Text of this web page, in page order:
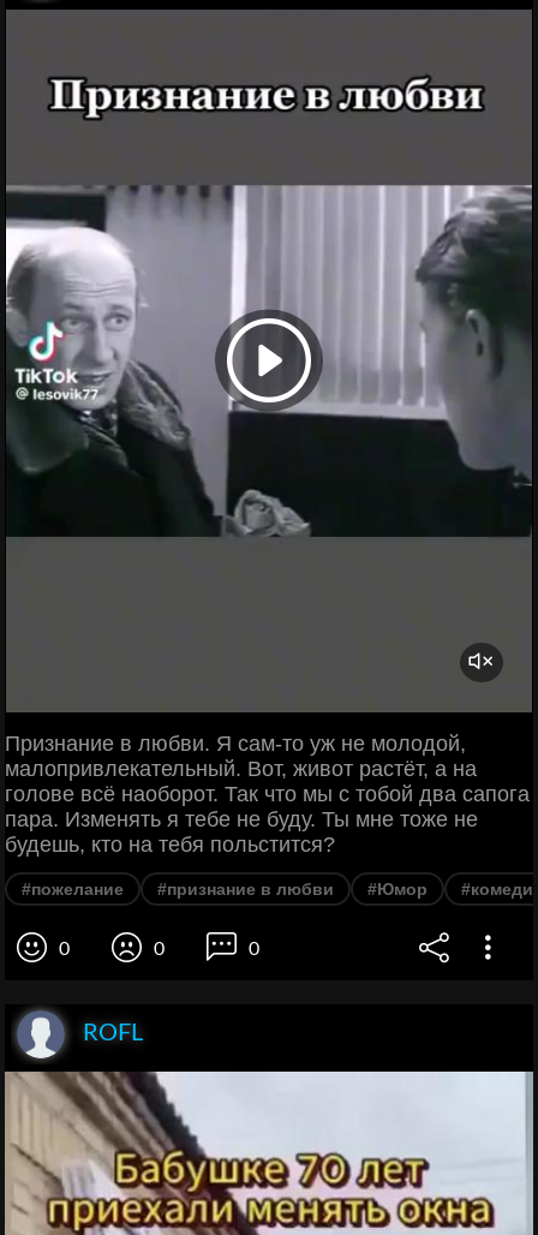
Признание в любви. Я сам-то уж не молодой,
малопривлекательный. Вот, живот растёт, а на
голове всё наоборот. Так что мы с тобой два сапога
пара. Изменять я тебе не буду. Ты мне тоже не
будешь, кто на тебя польстится?
#пожелание #признание в любви #Юмор
0 0 0
ROFL